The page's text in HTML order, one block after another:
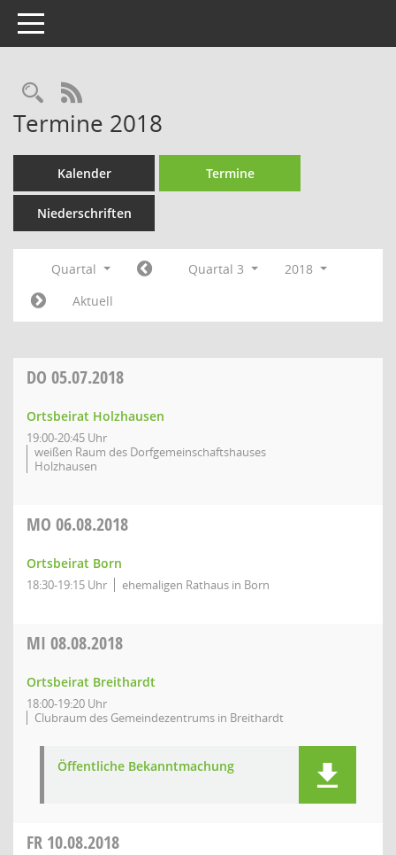
Toggle navigation
Rechercheauswahl
RSS-Feed
Termine 2018
Kalender Termine
Niederschriften
Quartal Quartal 3
2018
Aktuell
DO 05.07.2018
Ortsbeirat Holzhausen
19:00-20:45 Uhr
weißen Raum des Dorfgemeinschaftshauses
Holzhausen
MO 06.08.2018
Ortsbeirat Born
18:30-19:15 Uhr ehemaligen Rathaus in Born
MI 08.08.2018
Ortsbeirat Breithardt
18:00-19:20 Uhr
Clubraum des Gemeindezentrums in Breithardt
Öffentliche Bekanntmachung
FR 10.08.2018